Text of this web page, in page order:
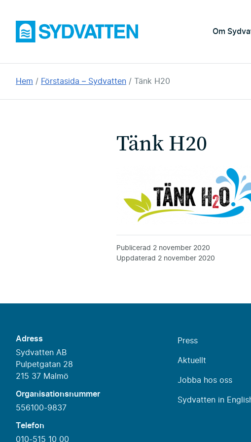
huvudinnehållet
Sydvatten Om
Du
Hem Förstasida – Sydvatten Tänk H20
Tänk H20
Publicerad 2 november 2020
Uppdaterad 2 november 2020
Adress
Sydvatten AB
Pulpetgatan 28
215 37 Malmö
Organisationsnummer
556100-9837
Telefon
010-515 10 00
Press
Aktuellt
Jobba hos oss
Sydvatten in